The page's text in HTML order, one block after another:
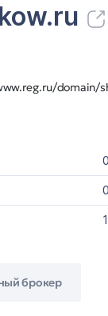
domain/
брокер